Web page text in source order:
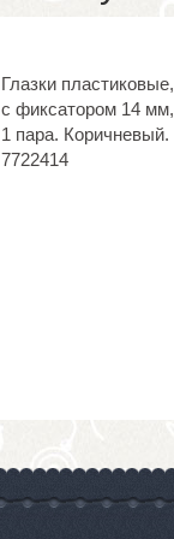
Глазки пластиковые,
с фиксатором 14 мм,
1 пара. Коричневый.
7722414